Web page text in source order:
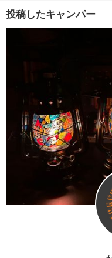
投稿したキャンパー